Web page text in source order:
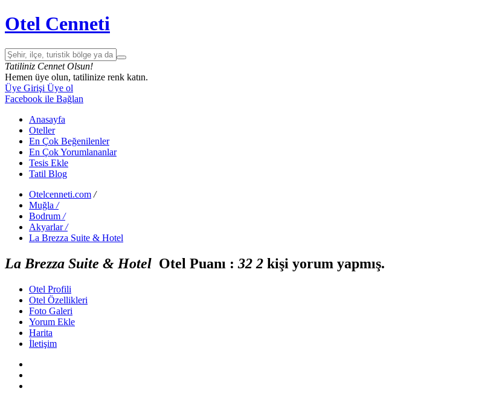
Otel Cenneti
Tatiliniz Cennet Olsun!
Hemen üye olun, tatilinize renk katın.
Üye Girişi Üye ol
Facebook ile Bağlan
Anasayfa
Oteller
En Çok Beğenilenler
En Çok Yorumlananlar
Tesis Ekle
Tatil Blog
Otelcenneti.com /
Muğla /
Bodrum /
Akyarlar /
La Brezza Suite & Hotel
La Brezza Suite & Hotel Otel Puanı : 32 2 kişi yorum yapmış.
Otel Profili
Otel Özellikleri
Foto Galeri
Yorum Ekle
Harita
İletişim